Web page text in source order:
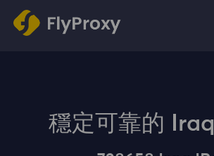
穩定可靠的